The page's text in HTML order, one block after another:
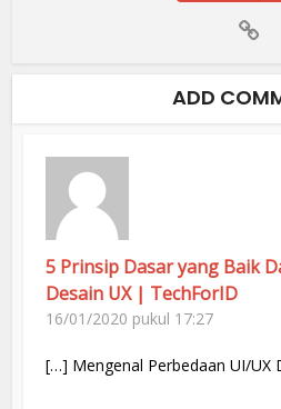
ADD
5 Prinsip Dasar yang Baik
Desain UX | TechForID
16/01/2020 pukul 17:27
[…] Mengenal Perbedaan UI/UX